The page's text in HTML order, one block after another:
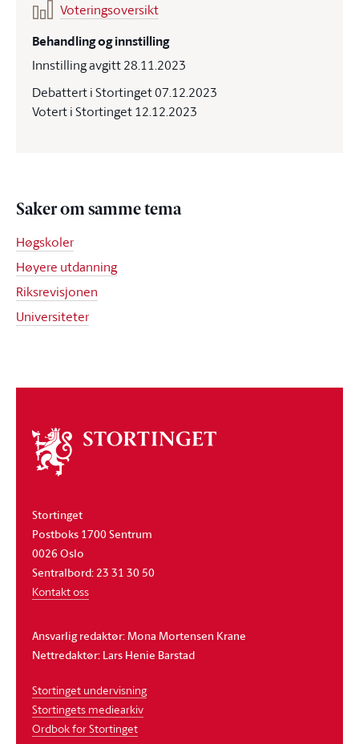
Voteringsoversikt
Behandling og innstilling
Innstilling avgitt 28.11.2023
Debattert i Stortinget 07.12.2023
Votert i Stortinget 12.12.2023
Saker om samme tema
Høgskoler
Høyere utdanning
Riksrevisjonen
Universiteter
Om
stortinget
Stortinget
Postboks 1700 Sentrum
0026 Oslo
Sentralbord: 23 31 30 50
Kontakt oss
Ansvarlig redaktør: Mona Mortensen Krane
Nettredaktør: Lars Henie Barstad
Stortinget undervisning
Stortingets mediearkiv
Ordbok for Stortinget